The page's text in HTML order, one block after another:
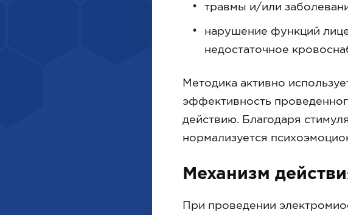
травмы и/или
нарушение функций
недостаточное
Методика активно
эффективность
действию. Благодаря
нормализуется
Механизм
При проведении